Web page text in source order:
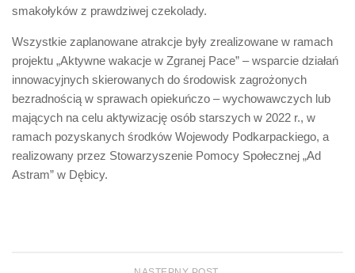
smakołyków z prawdziwej czekolady.
Wszystkie zaplanowane atrakcje były zrealizowane w ramach
projektu „Aktywne wakacje w Zgranej Pace” – wsparcie działań
innowacyjnych skierowanych do środowisk zagrożonych
bezradnością w sprawach opiekuńczo – wychowawczych lub
mających na celu aktywizację osób starszych w 2022 r., w
ramach pozyskanych środków Wojewody Podkarpackiego, a
realizowany przez Stowarzyszenie Pomocy Społecznej „Ad
Astram” w Dębicy.